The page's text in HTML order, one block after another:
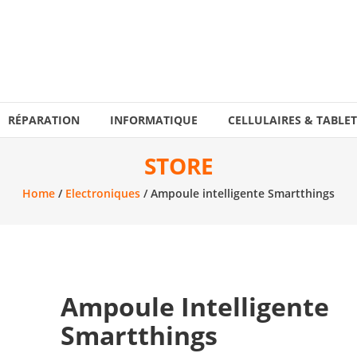
RÉPARATION INFORMATIQUE CELLULAIRES &
STORE
Home / Electroniques / Ampoule intelligente Smartthings
Ampoule Intelligente
Smartthings